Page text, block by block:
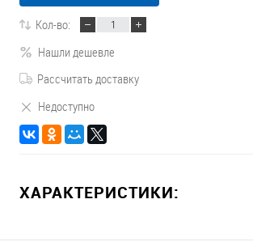
Кол-во:
Нашли дешевле
Рассчитать доставку
Недоступно
ХАРАКТЕРИСТИКИ: